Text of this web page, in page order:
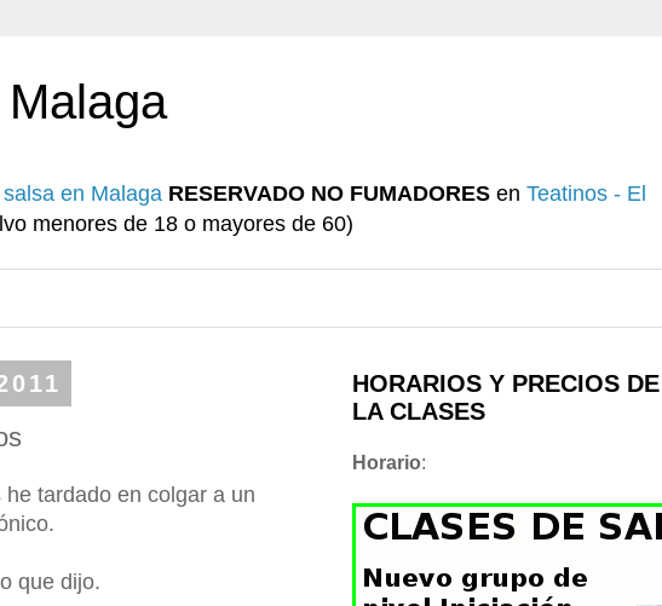
en Malaga RESERVADO NO FUMADORES en Teatinos - El
menores de 18 o mayores de 60)
he tardado en colgar a un
que dijo.
HORARIOS Y PRECIOS DE
LA CLASES
Horario: